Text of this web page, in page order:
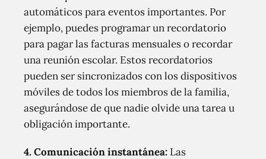
automáticos para eventos importantes. Por
ejemplo, puedes programar un recordatorio
para pagar las facturas mensuales o recordar
una reunión escolar. Estos recordatorios
pueden ser sincronizados con los dispositivos
móviles de todos los miembros de la familia,
asegurándose de que nadie olvide una tarea u
obligación importante.
4. Comunicación instantánea: Las